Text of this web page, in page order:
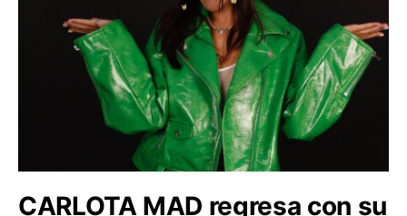
CARLOTA MAD regresa con su